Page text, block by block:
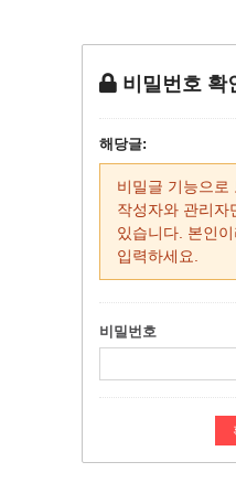
비밀번호 확
해당글:
비밀글 기능으로
작성자와 관리자
있습니다. 본인
입력하세요.
비밀번호